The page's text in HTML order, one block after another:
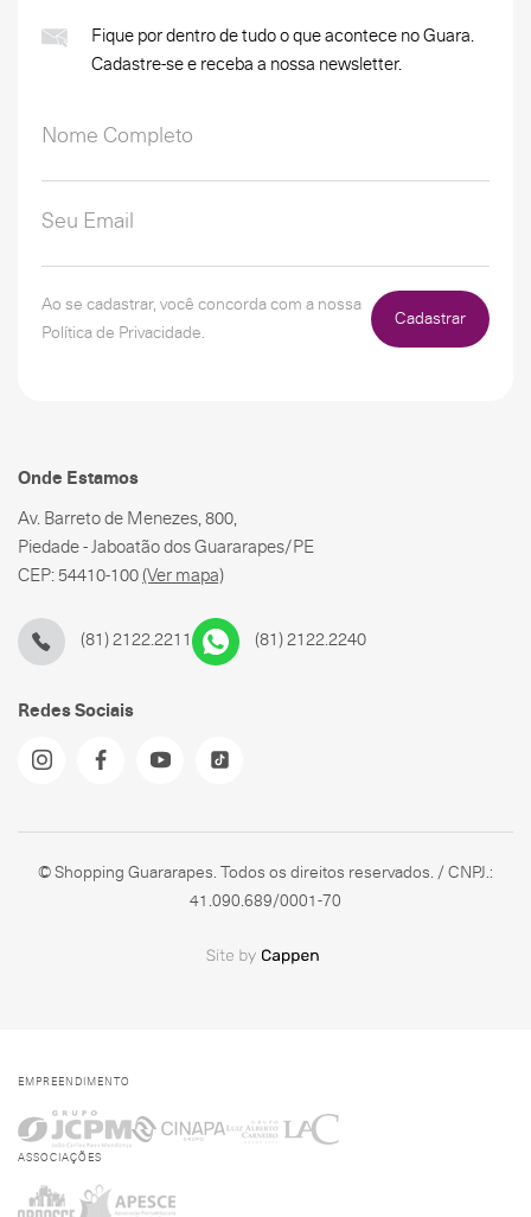
Fique por dentro de tudo o que acontece no Guara.
Cadastre-se e receba a nossa newsletter.
Ao se cadastrar, você concorda com a nossa
Política de Privacidade.
Cadastrar
Onde Estamos
Av. Barreto de Menezes, 800,
Piedade - Jaboatão dos Guararapes/PE
CEP: 54410-100(Ver mapa)
Redes Sociais
(81) 2122.2211 (81) 2122.2240
© Shopping Guararapes. Todos os direitos reservados. / CNPJ.:
41.090.689/0001-70
EMPREENDIMENTO
ASSOCIAÇÕES